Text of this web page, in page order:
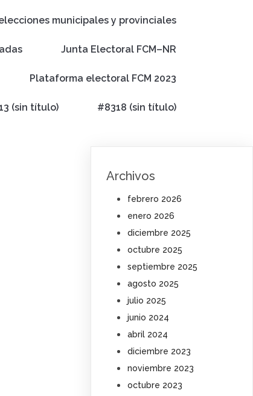
municipales y provinciales
Junta Electoral FCM–NR
Plataforma electoral FCM 2023
(sin título) #8318 (sin título)
Archivos
febrero 2026
enero 2026
diciembre 2025
octubre 2025
septiembre 2025
agosto 2025
julio 2025
junio 2024
abril 2024
diciembre 2023
noviembre 2023
octubre 2023